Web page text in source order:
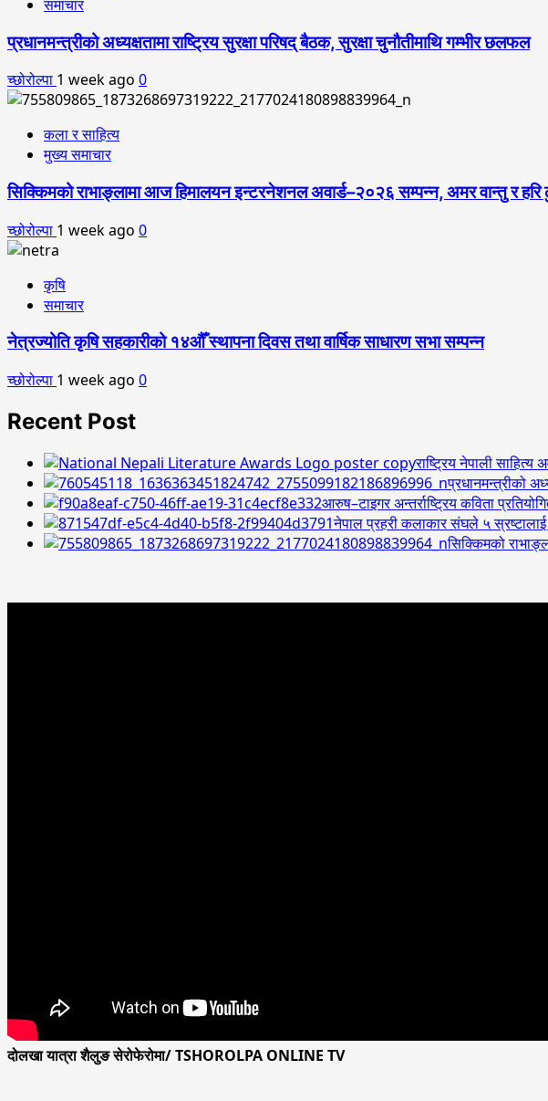
समाचार
प्रधानमन्त्रीको अध्यक्षतामा राष्ट्रिय सुरक्षा परिषद् बैठक, सुरक्षा चुनौतीमाथि गम्भीर छलफल
च्छोरोल्पा 1 week ago 0
कला र साहित्य
मुख्य समाचार
सिक्किमको राभाङ्लामा आज हिमालयन इन्टरनेशनल अवार्ड–२०२६ सम्पन्न, अमर वान्तु र हरि
च्छोरोल्पा 1 week ago 0
कृषि
समाचार
नेत्रज्योति कृषि सहकारीको १४औँ स्थापना दिवस तथा वार्षिक साधारण सभा सम्पन्न
च्छोरोल्पा 1 week ago 0
Recent Post
राष्ट्रिय नेपाली
प्रधानमन्त्रीको
आरुष–टाइगर अन्तर्राष्ट्रिय कविता
नेपाल प्रहरी कलाकार संघले ५ स्रष्टालाई
सिक्किमको
दोलखा यात्रा शैलुङ सेरोफेरोमा/ TSHOROLPA ONLINE TV